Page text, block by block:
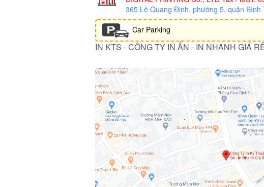
365 Lê Quang Định, phường 5, quận Bình
Car Parking
IN KTS - CÔNG TY IN ẤN - IN NHANH GIÁ